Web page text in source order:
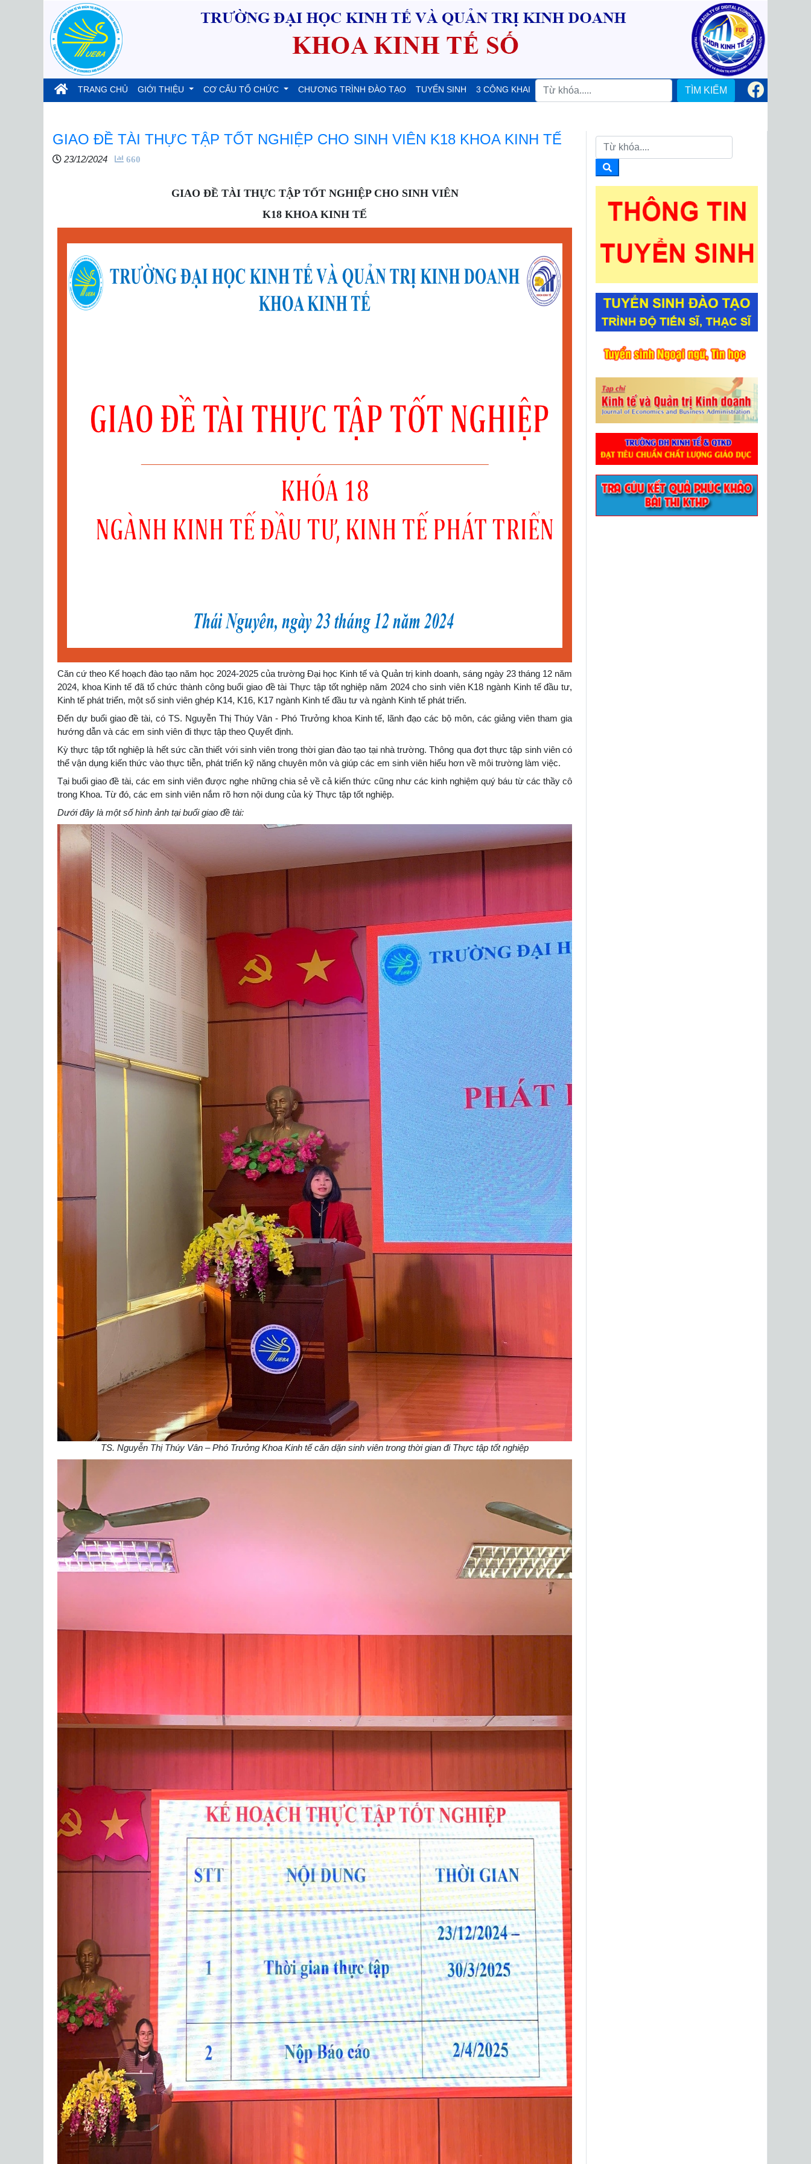
TRANG CHỦ (current)
GIỚI THIỆU CƠ CẤU TỔ CHỨC CHƯƠNG TRÌNH ĐÀO TẠO TUYỂN SINH 3 CÔNG KHAI TÌM KIẾM
GIAO ĐỀ TÀI THỰC TẬP TỐT NGHIỆP CHO SINH VIÊN K18 KHOA KINH TẾ
23/12/2024 660
GIAO ĐỀ TÀI THỰC TẬP TỐT NGHIỆP CHO SINH VIÊN
K18 KHOA KINH TẾ
Căn cứ theo Kế hoạch đào tạo năm học 2024-2025 của trường Đại học Kinh tế và Quản trị kinh doanh, sáng ngày 23 tháng 12 năm
2024, khoa Kinh tế đã tổ chức thành công buổi giao đề tài Thực tập tốt nghiệp năm 2024 cho sinh viên K18 ngành Kinh tế đầu tư,
Kinh tế phát triển, một số sinh viên ghép K14, K16, K17 ngành Kinh tế đầu tư và ngành Kinh tế phát triển.
Đến dự buổi giao đề tài, có TS. Nguyễn Thị Thúy Vân - Phó Trưởng khoa Kinh tế, lãnh đạo các bộ môn, các giảng viên tham gia
hướng dẫn và các em sinh viên đi thực tập theo Quyết định.
Kỳ thực tập tốt nghiệp là hết sức cần thiết với sinh viên trong thời gian đào tạo tại nhà trường.Thông qua đợt thực tập sinh viên có
thể vận dụng kiến thức vào thực tiễn, phát triển kỹ năng chuyên môn và giúp các em sinh viên hiểu hơn về môi trường làm việc.
Tại buổi giao đề tài, các em sinh viên được nghe những chia sẻ về cả kiến thức cũng như các kinh nghiệm quý báu từ các thầy cô
trong Khoa. Từ đó, các em sinh viên nắm rõ hơn nội dung của kỳ Thực tập tốt nghiệp.
Dưới đây là một số hình ảnh tại buổi giao đề tài:
TS. Nguyễn Thị Thúy Vân – Phó Trưởng Khoa Kinh tế căn dặn sinh viên trong thời gian đi Thực tập tốt nghiệp